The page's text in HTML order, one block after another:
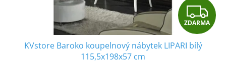
Z
D
ZDARMA
KVstore Baroko koupelnový nábytek LIPARI bílý
115,5x198x57 cm